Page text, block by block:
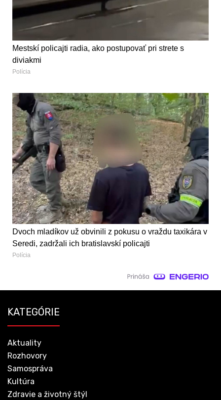
Mestskí policajti radia, ako postupovať pri strete s
diviakmi
Polícia
Dvoch mladíkov už obvinili z pokusu o vraždu taxikára v
Seredi, zadržali ich bratislavskí policajti
Polícia
KATEGÓRIE
Aktuality
Rozhovory
Samospráva
Kultúra
Zdravie a životný štýl